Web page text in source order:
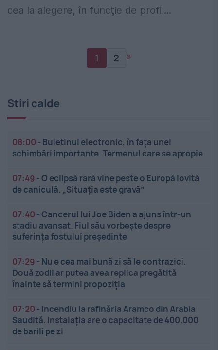
cea la alegere, în funcţie de profil...
1 2 »
Stiri calde
08:00 - Buletinul electronic, în fața unei
schimbări importante. Termenul care se apropie
07:49 -O eclipsă rară vine peste o Europă lovită
de caniculă. „Situația este gravă”
07:40 -Cancerul lui Joe Biden a ajuns într-un
stadiu avansat. Fiul său vorbește despre
suferința fostului președinte
07:29 - Nu e cea mai bună zi să le contrazici.
Două zodii ar putea avea replica pregătită
înainte să termini propoziția
07:20 - Incendiu la rafinăria Aramco din Arabia
Saudită. Instalația are o capacitate de 400.000
de barili pe zi